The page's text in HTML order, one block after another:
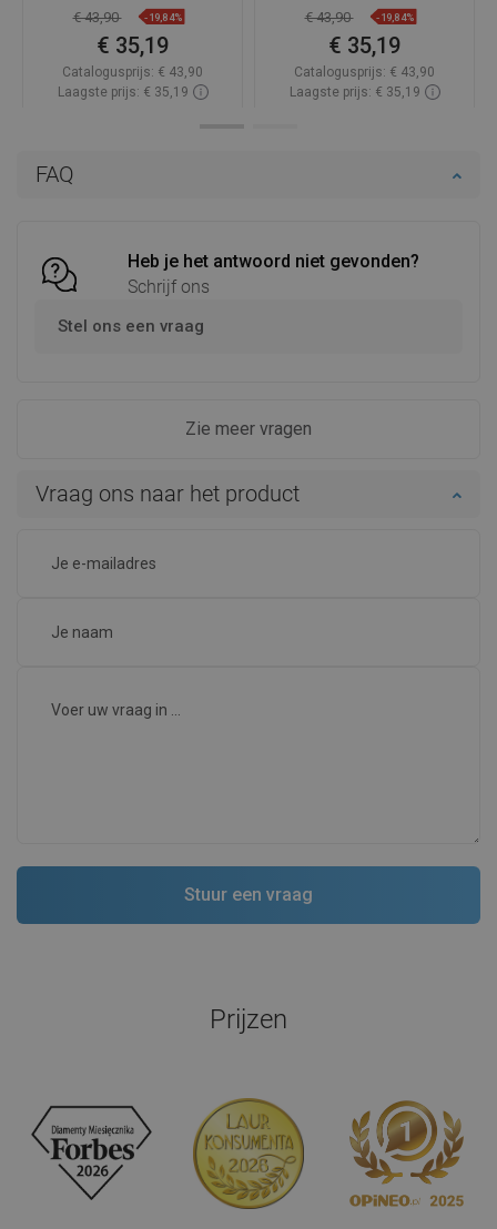
FAQ
Heb je het antwoord niet gevonden?
Schrijf ons
Stel ons een vraag
Zie meer vragen
Vraag ons naar het product
€ 43,90 -19,84%
€ 35,19
Catalogusprijs: € 43,90
Laagste prijs: € 35,19
€ 43,90 -19,84%
€ 35,19
Catalogusprijs: € 43,90
Laagste prijs: € 35,19
Prijzen